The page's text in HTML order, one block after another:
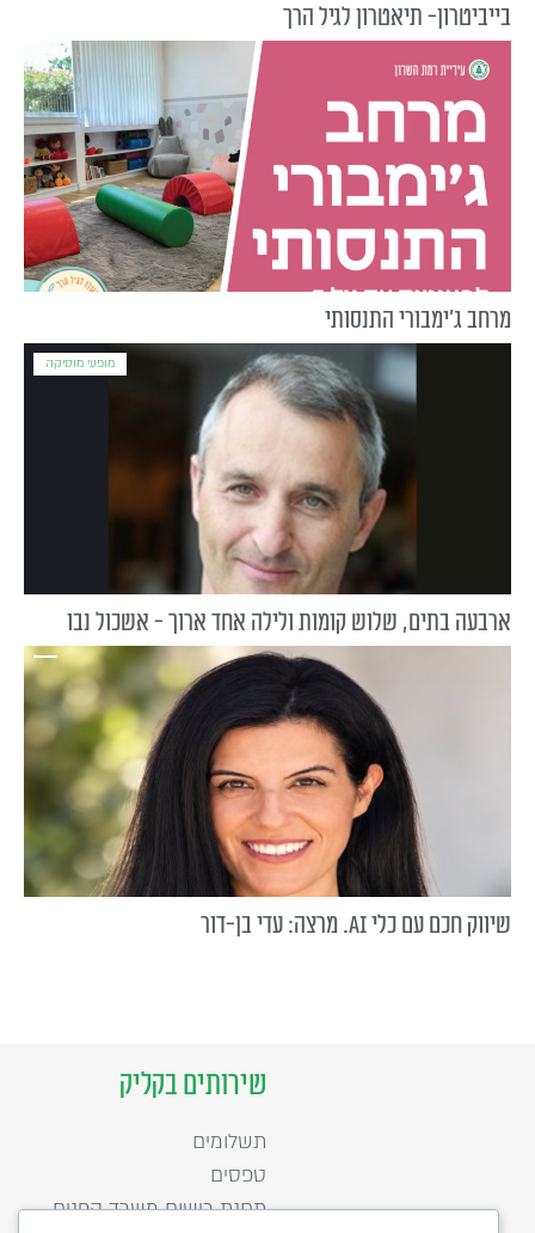
בייביטרון- תיאטרון לגיל הרך
מרחב ג'ימבורי התנסותי
ארבעה בתים, שלוש קומות ולילה אחד ארוך - אשכול נבו
מופעי מוסיקה
שיווק חכם עם כלי AI. מרצה: עדי בן-דור
שירותים בקליק
תשלומים
טפסים
תחנת רישום משרד הפנים